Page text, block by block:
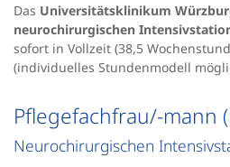
Pflegefachfrau/-mann
Neurochirurgischen
Das Universitätsklinikum
neurochirurgischen
sofort in Vollzeit (38,5
(individuelles Stundenmodell